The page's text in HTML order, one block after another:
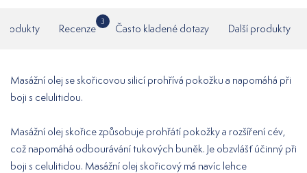
Recenze
3
Často kladené dotazy Další produkty
Masážní olej se skořicovou silicí prohřívá pokožku a napomáhá při
boji s celulitidou.
Masážní olej skořice způsobuje prohřátí pokožky a rozšíření cév,
což napomáhá odbourávání tukových buněk. Je obzvlášť účinný při
boji s celulitidou. Masážní olej skořicový má navíc lehce